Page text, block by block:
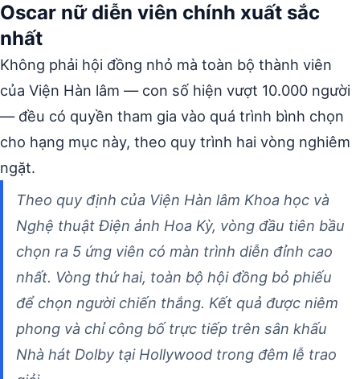
Oscar nữ diễn viên chính xuất sắc
nhất
Không phải hội đồng nhỏ mà toàn bộ thành viên
của Viện Hàn lâm — con số hiện vượt 10.000 người
— đều có quyền tham gia vào quá trình bình chọn
cho hạng mục này, theo quy trình hai vòng nghiêm
ngặt.
Theo quy định của Viện Hàn lâm Khoa học và
Nghệ thuật Điện ảnh Hoa Kỳ, vòng đầu tiên bầu
chọn ra 5 ứng viên có màn trình diễn đỉnh cao
nhất. Vòng thứ hai, toàn bộ hội đồng bỏ phiếu
để chọn người chiến thắng. Kết quả được niêm
phong và chỉ công bố trực tiếp trên sân khấu
Nhà hát Dolby tại Hollywood trong đêm lễ trao